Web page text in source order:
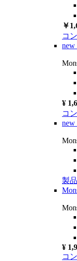
￥
コ
new
¥
コ
new
製
¥
コ